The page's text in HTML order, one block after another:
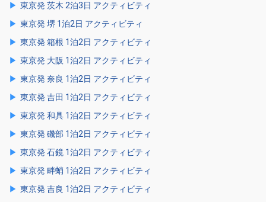
東京発 茨木 2泊3日 アクティビティ
東京発 堺 1泊2日 アクティビティ
東京発 箱根 1泊2日 アクティビティ
東京発 大阪 1泊2日 アクティビティ
東京発 奈良 1泊2日 アクティビティ
東京発 吉田 1泊2日 アクティビティ
東京発 和具 1泊2日 アクティビティ
東京発 磯部 1泊2日 アクティビティ
東京発 石鏡 1泊2日 アクティビティ
東京発 畔蛸 1泊2日 アクティビティ
東京発 吉良 1泊2日 アクティビティ